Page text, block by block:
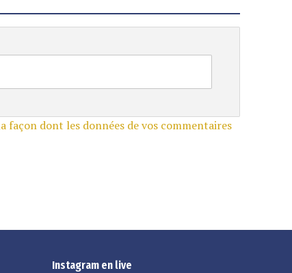
façon dont les données de vos commentaires
Instagram en live